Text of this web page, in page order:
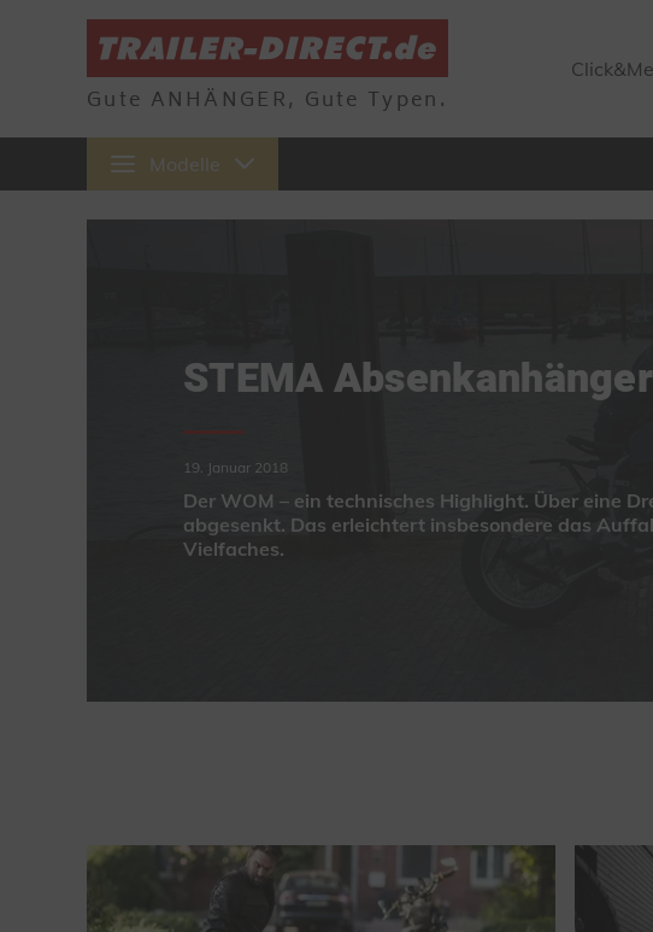
Gute ANHÄNGER, Gute Typen.
Modelle
STEMA
19. Januar 2018
Der WOM – ein technisches Highlight. Über eine
abgesenkt. Das erleichtert insbesondere das
Vielfaches.